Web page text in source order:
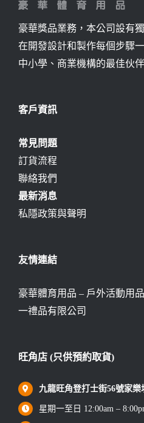
豪華獎品業務，本公司設有
在開發設計和製作每個步驟
中小學、商業機構的最佳伙伴
客戶資訊
常見問題
訂貨流程
聯絡我們
最新消息
私隱政策與聲明
友情連結
豪華體育用品 – 戶外活動用品
一禮品有限公司
旺角店 (只供預約取貨)
九龍旺角登打士街56號家樂
星期一至日 12:00am –